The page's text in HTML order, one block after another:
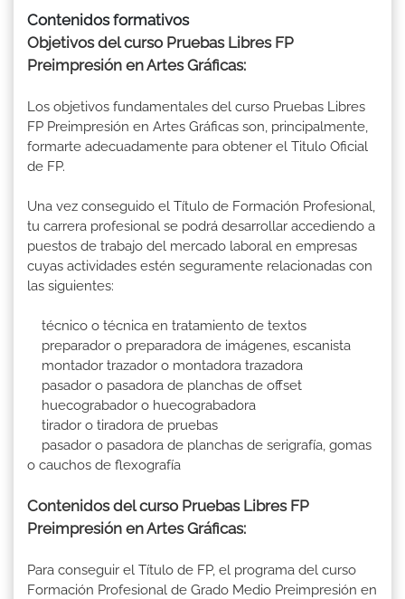
Contenidos formativos
Objetivos del curso Pruebas Libres FP
Preimpresión en Artes Gráficas:
Los objetivos fundamentales del curso Pruebas Libres
FP Preimpresión en Artes Gráficas son, principalmente,
formarte adecuadamente para obtener el Titulo Oficial
de FP.
Una vez conseguido el Título de Formación Profesional,
tu carrera profesional se podrá desarrollar accediendo a
puestos de trabajo del mercado laboral en empresas
cuyas actividades estén seguramente relacionadas con
las siguientes:
técnico o técnica en tratamiento de textos
preparador o preparadora de imágenes, escanista
montador trazador o montadora trazadora
pasador o pasadora de planchas de offset
huecograbador o huecograbadora
tirador o tiradora de pruebas
pasador o pasadora de planchas de serigrafía, gomas
o cauchos de flexografía
Contenidos del curso Pruebas Libres FP
Preimpresión en Artes Gráficas:
Para conseguir el Título de FP, el programa del curso
Formación Profesional de Grado Medio Preimpresión en